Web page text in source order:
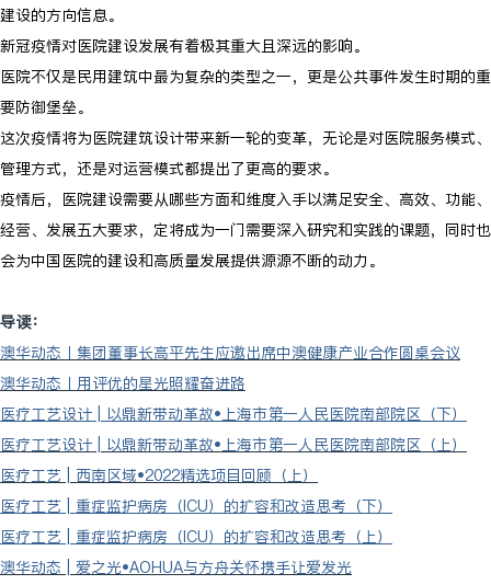
建设的方向信息。
新冠疫情对医院建设发展有着极其重大且深远的影响。
医院不仅是民用建筑中最为复杂的类型之一，更是公共事件发生时期的重
要防御堡垒。
这次疫情将为医院建筑设计带来新一轮的变革，无论是对医院服务模式、
管理方式，还是对运营模式都提出了更高的要求。
疫情后，医院建设需要从哪些方面和维度入手以满足安全、高效、功能、
经营、发展五大要求，定将成为一门需要深入研究和实践的课题，同时也
会为中国医院的建设和高质量发展提供源源不断的动力。
导读：
澳华动态丨集团董事长高平先生应邀出席中澳健康产业合作圆桌会议
澳华动态丨用评优的星光照耀奋进路
医疗工艺设计 | 以鼎新带动革故•上海市第一人民医院南部院区（下）
医疗工艺设计 | 以鼎新带动革故•上海市第一人民医院南部院区（上）
医疗工艺 | 西南区域•2022精选项目回顾（上）
医疗工艺 | 重症监护病房（ICU）的扩容和改造思考（下）
医疗工艺 | 重症监护病房（ICU）的扩容和改造思考（上）
澳华动态 | 爱之光•AOHUA与方舟关怀携手让爱发光